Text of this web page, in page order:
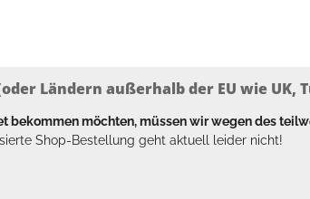
Ländern außerhalb der EU wie UK,
bekommen möchten, müssen wir wegen des
Shop-Bestellung geht aktuell leider nicht!